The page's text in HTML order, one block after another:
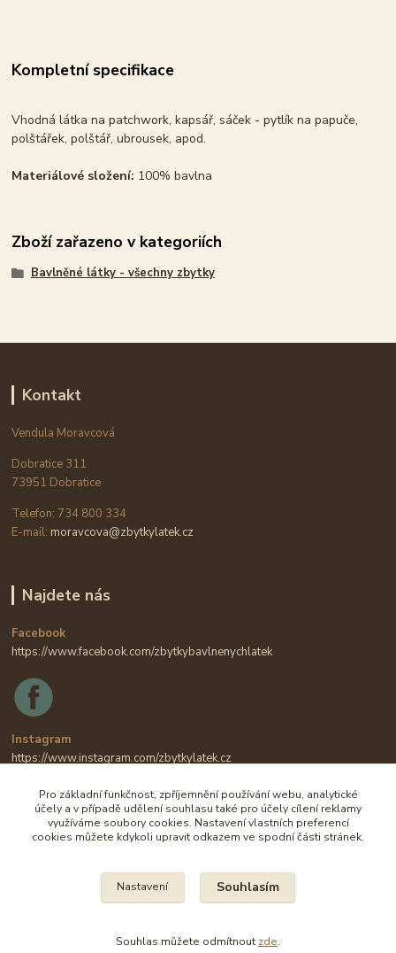
Kompletní specifikace
Vhodná látka na patchwork, kapsář, sáček - pytlík na papuče,
polštářek, polštář, ubrousek, apod.
Materiálové složení: 100% bavlna
Zboží zařazeno v kategoriích
Bavlněné látky - všechny zbytky
Kontakt
Vendula Moravcová
Dobratice 311
73951 Dobratice
Telefon: 734 800 334
E-mail: moravcova@zbytkylatek.cz
Najdete nás
Facebook
https://www.facebook.com/zbytkybavlnenychlatek
Instagram
https://www.instagram.com/zbytkylatek.cz
Na všechny fotografie se vztahují autorská práva.
Pro základní funkčnost, zpříjemnění používání webu, analytické
účely a v případě udělení souhlasu také pro účely cílení reklamy
využíváme soubory cookies. Nastavení vlastních preferencí
cookies můžete kdykoli upravit odkazem ve spodní části stránek.
Nastavení Souhlasím
Souhlas můžete odmítnout zde.